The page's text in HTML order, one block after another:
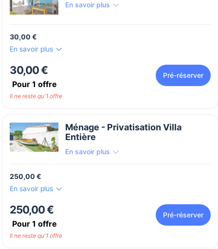
En savoir plus
30,00 €
En savoir plus
30,00 €
Pour 1 offre
Pré-réserver
Il ne reste qu'1 offre
Ménage - Privatisation Villa
Entière
En savoir plus
250,00 €
En savoir plus
250,00 €
Pour 1 offre
Pré-réserver
Il ne reste qu'1 offre